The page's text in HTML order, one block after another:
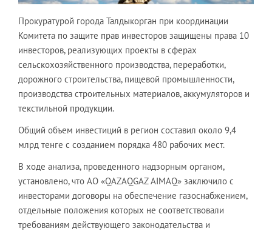
Прокуратурой города Талдыкорган при координации
Комитета по защите прав инвесторов защищены права 10
инвесторов, реализующих проекты в сферах
сельскохозяйственного производства, переработки,
дорожного строительства, пищевой промышленности,
производства строительных материалов, аккумуляторов и
текстильной продукции.
Общий объем инвестиций в регион составил около 9,4
млрд тенге с созданием порядка 480 рабочих мест.
В ходе анализа, проведенного надзорным органом,
установлено, что АО «QAZAQGAZ AIMAQ» заключило с
инвесторами договоры на обеспечение газоснабжением,
отдельные положения которых не соответствовали
требованиям действующего законодательства и